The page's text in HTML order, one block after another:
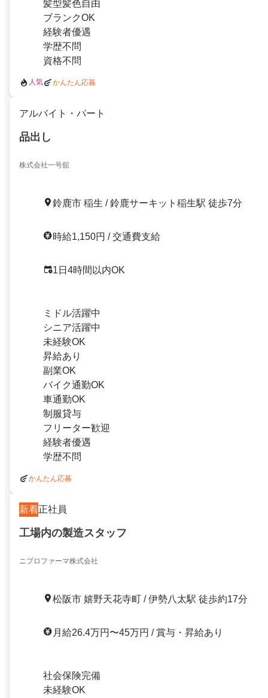
髪型髪色自由
ブランクOK
経験者優遇
学歴不問
資格不問
人気 かんたん応募
アルバイト・パート
品出し
株式会社一号舘
鈴鹿市 稲生 / 鈴鹿サーキット稲生駅 徒歩7分
時給1,150円 / 交通費支給
1日4時間以内OK
ミドル活躍中
シニア活躍中
未経験OK
昇給あり
副業OK
バイク通勤OK
車通勤OK
制服貸与
フリーター歓迎
経験者優遇
学歴不問
かんたん応募
新着正社員
工場内の製造スタッフ
ニプロファーマ株式会社
松阪市 嬉野天花寺町 / 伊勢八太駅 徒歩約17分
月給26.4万円〜45万円 / 賞与・昇給あり
社会保険完備
未経験OK